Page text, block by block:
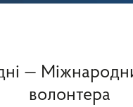
—
волонтера